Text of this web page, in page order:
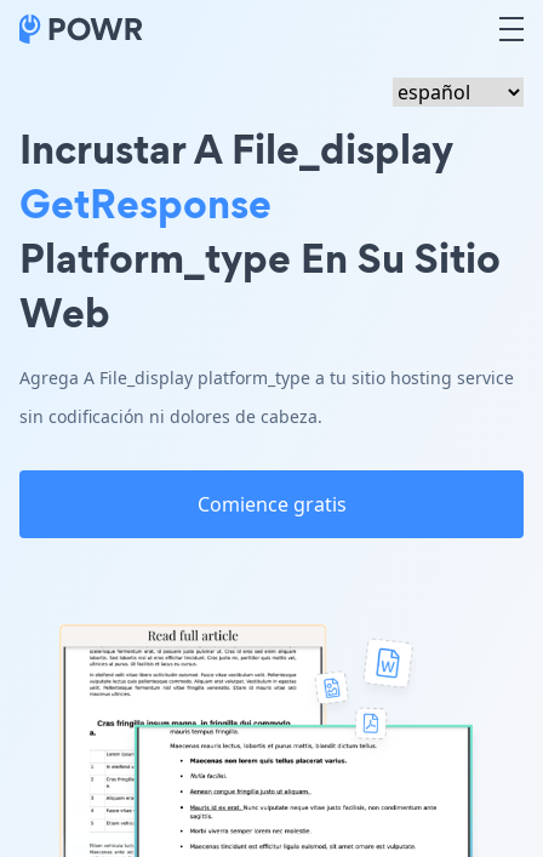
Incrustar A File_display
GetResponse
Platform_type En Su Sitio
Web
Agrega A File_display platform_type a tu sitio hosting service
sin codificación ni dolores de cabeza.
Comience gratis